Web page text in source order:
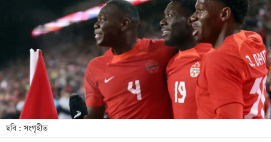
সারাদেশ
খেলা
বিনোদন
লাইফ
স্টাইল
শিক্ষা
ছবি : সংগৃহীত